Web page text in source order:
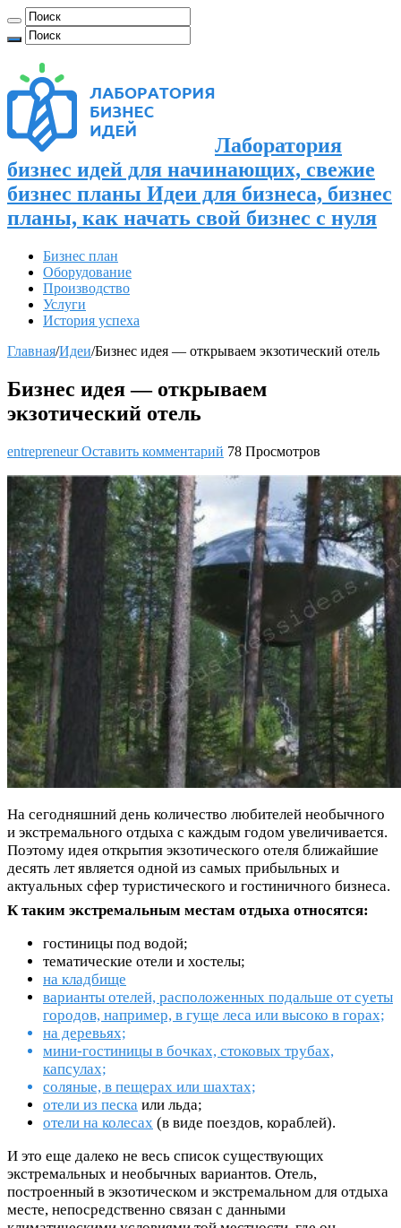
Лаборатория
бизнес идей для начинающих, свежие
бизнес планы Идеи для бизнеса, бизнес
планы, как начать свой бизнес с нуля
Бизнес план
Оборудование
Производство
Услуги
История успеха
Главная/Идеи/Бизнес идея — открываем экзотический отель
Бизнес идея — открываем
экзотический отель
entrepreneurОставить комментарий 78 Просмотров
На сегодняшний день количество любителей необычного
и экстремального отдыха с каждым годом увеличивается.
Поэтому идея открытия экзотического отеля ближайшие
десять лет является одной из самых прибыльных и
актуальных сфер туристического и гостиничного бизнеса.
К таким экстремальным местам отдыха относятся:
гостиницы под водой;
тематические отели и хостелы;
на кладбище
варианты отелей, расположенных подальше от суеты
городов, например, в гуще леса или высоко в горах;
на деревьях;
мини-гостиницы в бочках, стоковых трубах,
капсулах;
соляные, в пещерах или шахтах;
отели из песка или льда;
отели на колесах (в виде поездов, кораблей).
И это еще далеко не весь список существующих
экстремальных и необычных вариантов. Отель,
построенный в экзотическом и экстремальном для отдыха
месте, непосредственно связан с данными